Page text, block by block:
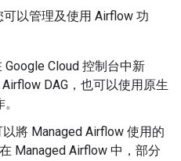
以管理及使用 Airflow 功
Google Cloud 控制台中新
DAG，也可以使用原生
以將 Managed Airflow 使用的
Managed Airflow 中，部分